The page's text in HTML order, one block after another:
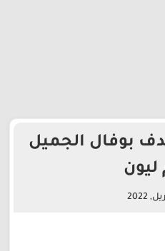
بوفال الجميل
ليون